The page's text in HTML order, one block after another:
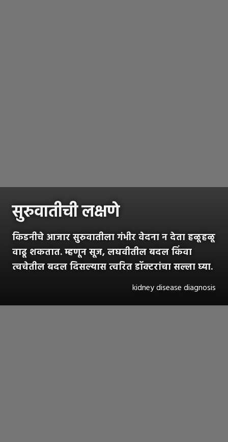
सुरुवातीची लक्षणे
किडनीचे आजार सुरुवातीला गंभीर वेदना न देता हळूहळू
वाढू शकतात. म्हणून सूज, लघवीतील बदल किंवा
त्वचेतील बदल दिसल्यास त्वरित डॉक्टरांचा सल्ला घ्या.
kidney disease diagnosis